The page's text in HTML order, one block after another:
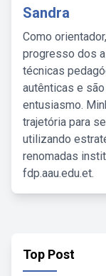
Sandra
Como
progresso dos
técnicas
autênticas e
entusiasmo.
trajetória para
utilizando
renomadas
fdp.aau.edu.et.
Top Post